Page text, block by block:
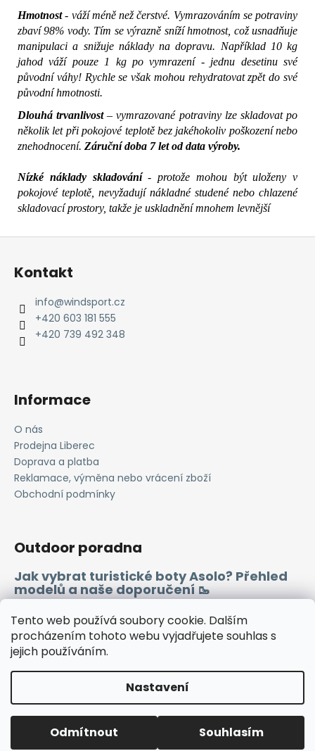
Tento web používá soubory cookie. Dalším
procházením tohoto webu vyjadřujete souhlas s
jejich používáním.
Nastavení
Odmítnout Souhlasím
Hmotnost- váží méně než čerstvé. Vymrazováním se potraviny
zbaví 98% vody. Tím se výrazně sníží hmotnost, což usnadňuje
manipulaci a snižuje náklady na dopravu. Například 10 kg
jahod váží pouze 1 kg po vymrazení - jednu desetinu své
původní váhy! Rychle se však mohou rehydratovat zpět do své
původní hmotnosti.
Dlouhá trvanlivost– vymrazované potraviny lze skladovat po
několik let při pokojové teplotě bez jakéhokoliv poškození nebo
znehodnocení. Záruční doba 7 let od data výroby.
Nízké náklady skladování- protože mohou být uloženy v
pokojové teplotě, nevyžadují nákladné studené nebo chlazené
skladovací prostory, takže je uskladnění mnohem levnější
Z
Kontakt
info@windsport.cz
+420 603 181 555
+420 739 492 348
Informace
O nás
Prodejna Liberec
Doprava a platba
Reklamace, výměna nebo vrácení zboží
Obchodní podmínky
Outdoor poradna
Jak vybrat turistické boty Asolo? Přehled
modelů a naše doporučení 🥾
Copyright 2026WINDSPORT . Všechna práva vyhrazena.